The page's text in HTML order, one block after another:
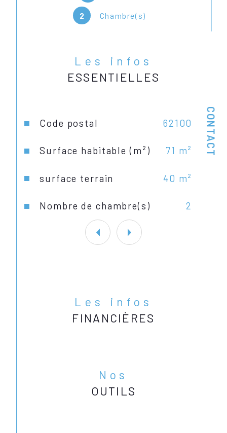
CONTACT
2 Chambre(s)
Les infos
ESSENTIELLES
Caractéristiques Valeurs
Code postal 62100
Surface habitable (m²) 71 m²
surface terrain 40 m²
Nombre de chambre(s) 2
Les infos
FINANCIÈRES
Nos
OUTILS